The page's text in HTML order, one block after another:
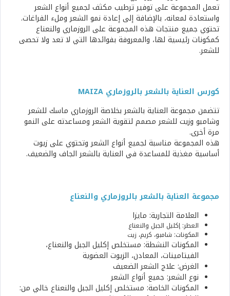
تعمل المجموعة على توفير ترطيب مكثف لجميع أنواع الشعر
واستعادة لمعانه، بالإضافة إلى إعادة نمو الشعر وملء الفراغات.
تحتوي جميع منتجات هذه المجموعة على الروزماري والنعناع
كمكونات رئيسية لها، والمعروفة بفوائدها التي لا تعد ولا تحصى
للشعر.
كورس العناية بالشعر بالروزماري MAIZA
تتضمن مجموعة العناية بالشعر بخلاصة الروزماري ماسك للشعر
وشامبو وزيت للشعر مصمم لتقوية الشعر ومساعدته على النمو
مرة أخرى.
هذه المجموعة مناسبة لجميع أنواع الشعر وتحتوي على زيوت
أساسية مغذية للمساعدة في العناية بالشعر الجاف والضعيف.
مجموعة العناية بالشعر بالروزماري والنعناع
العلامة التجارية: مايزا
العطر: إكليل الجبل والنعناع
المكونات: شامبو، كريم، زيت
المكونات النشطة: مستخلص إكليل الجبل والنعناع،
الفيتامينات، المعادن، الزيوت العضوية
الغرض: علاج الشعر الضعيف
نوع الشعر: جميع أنواع الشعر
المكونات الخاصة: مستخلص إكليل الجبل والنعناع خالي من: